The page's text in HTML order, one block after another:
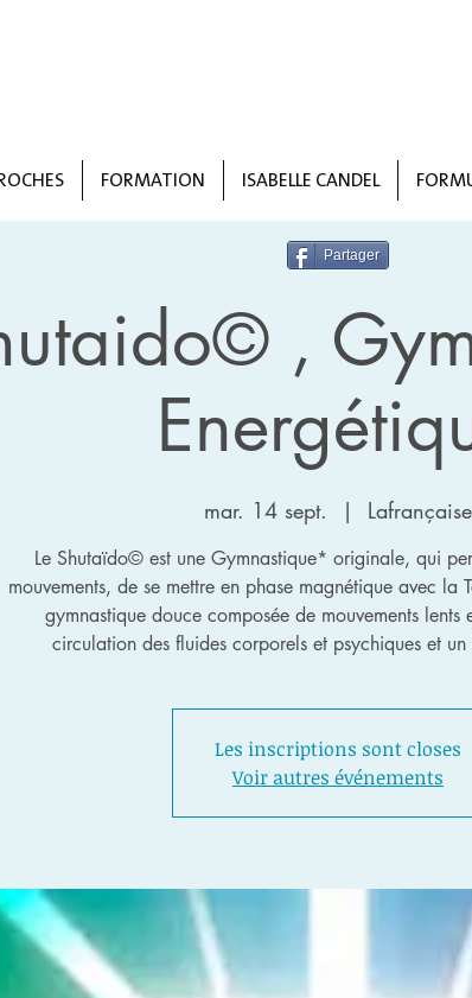
FORMATION ISABELLE CANDEL
,
mar. 14 sept.
  |
Lafrançaise
Le Shutaïdo© est une Gymnastique* originale, qui
mouvements, de se mettre en phase magnétique avec la
gymnastique douce composée de mouvements lents
circulation des fluides corporels et psychiques et
Les inscriptions sont closes
Voir autres événements
Partager